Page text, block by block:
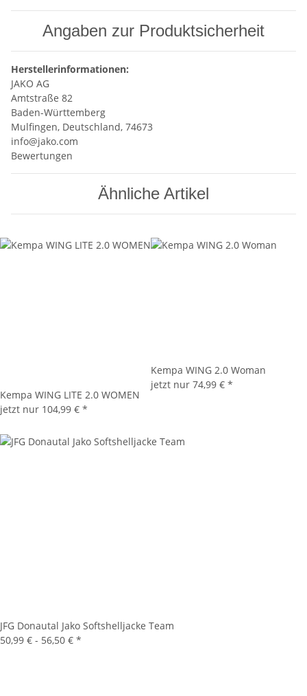
Angaben zur Produktsicherheit
Herstellerinformationen:
JAKO AG
Amtstraße 82
Baden-Württemberg
Mulfingen, Deutschland, 74673
info@jako.com
Bewertungen
Ähnliche Artikel
Kempa WING LITE 2.0 WOMEN
jetzt nur 104,99 € *
Kempa WING 2.0 Woman
jetzt nur 74,99 € *
JFG Donautal Jako Softshelljacke Team
50,99 € - 56,50 € *